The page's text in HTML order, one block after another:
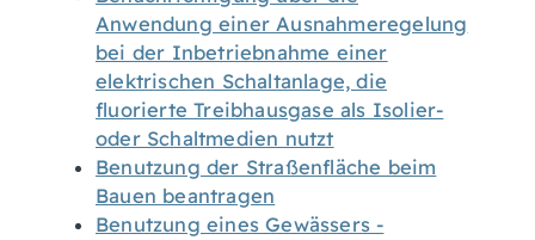
Anwendung einer Ausnahmeregelung
bei der Inbetriebnahme einer
elektrischen Schaltanlage, die
fluorierte Treibhausgase als Isolier-
oder Schaltmedien nutzt
Benutzung der Straßenfläche beim
Bauen beantragen
Benutzung eines Gewässers -